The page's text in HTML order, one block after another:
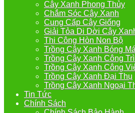
Cây Xanh Phong Thủy
Chắm Sóc Cây Xanh
Cung Cấp Cây Giống
Giải Tỏa Di Dời Cây
Thi Công Hòn Non Bộ
Trồng Cây Xanh Bóng
Trồng Cây Xanh Công
Trồng Cây Xanh Công
Trồng Cây Xanh Đại Thụ
Trồng Cây Xanh Ngoại
Tin Tức
Chính Sách